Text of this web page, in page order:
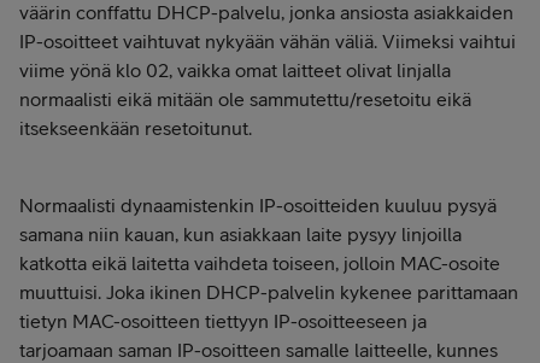
väärin conffattu DHCP-palvelu, jonka ansiosta asiakkaiden
IP-osoitteet vaihtuvat nykyään vähän väliä. Viimeksi vaihtui
viime yönä klo 02, vaikka omat laitteet olivat linjalla
normaalisti eikä mitään ole sammutettu/resetoitu eikä
itsekseenkään resetoitunut.
Normaalisti dynaamistenkin IP-osoitteiden kuuluu pysyä
samana niin kauan, kun asiakkaan laite pysyy linjoilla
katkotta eikä laitetta vaihdeta toiseen, jolloin MAC-osoite
muuttuisi. Joka ikinen DHCP-palvelin kykenee parittamaan
tietyn MAC-osoitteen tiettyyn IP-osoitteeseen ja
tarjoamaan saman IP-osoitteen samalle laitteelle, kunnes